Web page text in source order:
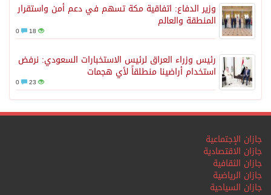
وزير الدفاع: اتفاقية مكة تسهم في دعم أمن واستقرار
المنطقة والعالم
18
رئيس وزراء العراق لرئيس الاستخبارات السعودي: نرفض
استخدام أراضينا منطلقاً لأي هجمات
23
جازان الإجتماعية
جازان الاقتصادية
جازان الثقافية
جازان الرياضية
جازان السياحية